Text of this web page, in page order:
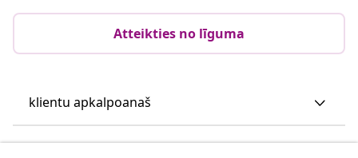
Atteikties no līguma
klientu apkalpoanaš
Uzņēmējdarbība